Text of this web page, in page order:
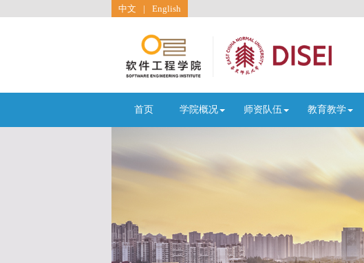
中文 | English
首页 学院概况 师资队伍 教育教学